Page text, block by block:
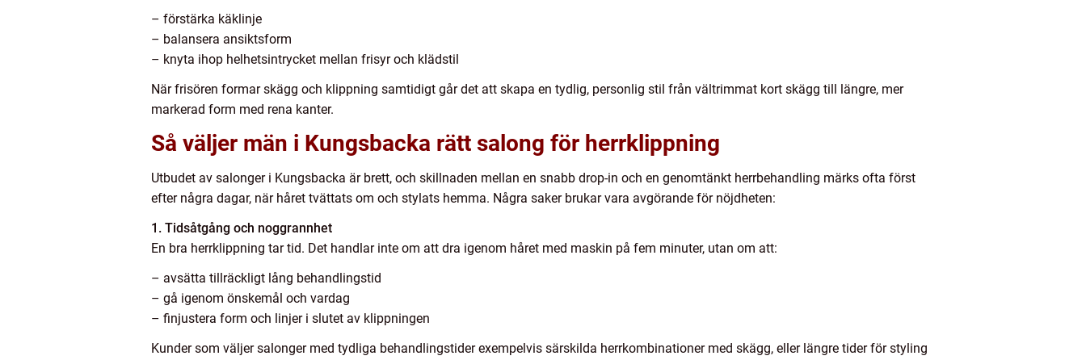
– förstärka käklinje
– balansera ansiktsform
– knyta ihop helhetsintrycket mellan frisyr och klädstil
När frisören formar skägg och klippning samtidigt går det att skapa en tydlig, personlig stil från vältrimmat kort skägg till längre, mer
markerad form med rena kanter.
Så väljer män i Kungsbacka rätt salong för herrklippning
Utbudet av salonger i Kungsbacka är brett, och skillnaden mellan en snabb drop-in och en genomtänkt herrbehandling märks ofta först
efter några dagar, när håret tvättats om och stylats hemma. Några saker brukar vara avgörande för nöjdheten:
1. Tidsåtgång och noggrannhet
En bra herrklippning tar tid. Det handlar inte om att dra igenom håret med maskin på fem minuter, utan om att:
– avsätta tillräckligt lång behandlingstid
– gå igenom önskemål och vardag
– finjustera form och linjer i slutet av klippningen
Kunder som väljer salonger med tydliga behandlingstider exempelvis särskilda herrkombinationer med skägg, eller längre tider för styling